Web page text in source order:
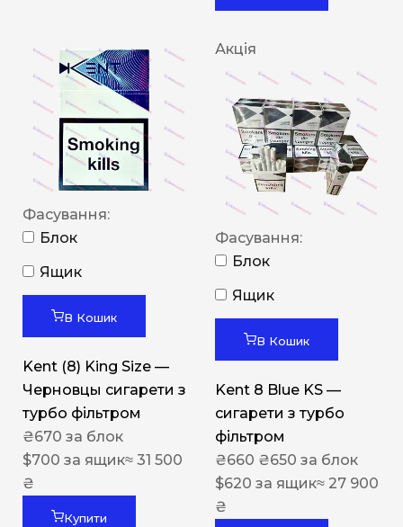
Фасування:
Блок
Ящик
В Кошик
Kent (8) King Size —
Черновцы сигарети з
турбо фільтром
₴670 за блок
$700 за ящик≈ 31 500
₴
Купити
Акція
Фасування:
Блок
Ящик
В Кошик
Kent 8 Blue KS —
сигарети з турбо
фільтром
₴660 ₴650 за блок
$620 за ящик≈ 27 900
₴